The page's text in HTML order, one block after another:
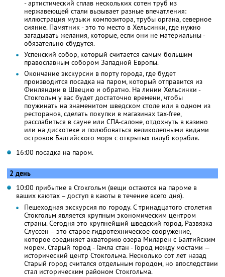
- артистический сплав нескольких сотен труб из
нержавеющей стали вызывает разные впечатления:
иллюстрация музыки композитора, трубы органа, северное
сияние. Памятник - это то место в Хельсинки, где нужно
загадывать желания, которые, если они не материальны -
обязательно сбудутся.
Успенский собор, который считается самым большим
православным собором Западной Европы.
Окончание экскурсии в порту города, где будет
производится посадка на паром, который отправится из
Финляндии в Швецию и обратно. На линии Хельсинки -
Стокгольм у вас будет достаточно времени, чтобы
поужинать на знаменитом шведском столе или в одном из
ресторанов, сделать покупки в магазинах tax-free,
расслабиться в сауне или СПА-салоне, отдохнуть в казино
или на дискотеке и полюбоваться великолепными видами
островов Балтийского моря с открытых палуб корабля.
16:00 посадка на паром.
2 день
10:00 прибытие в Стокгольм (вещи остаются на пароме в
ваших каютах – доступ в каюты в течение всего дня).
Пешеходная экскурсия по городу. С тринадцатого столетия
Стокгольм является крупным экономическим центром
страны. Сегодня это крупнейший шведский город. Развязка
Слуссен – это старое гидротехническое сооружение,
которое соединяет акваторию озера Миларен с Балтийским
морем. Старый город - Гамла стан - Город между мостами —
исторический центр Стокгольма. Несколько сот лет назад
Старый город считался отдельным городом, но впоследствии
стал историческим районом Стокгольма.